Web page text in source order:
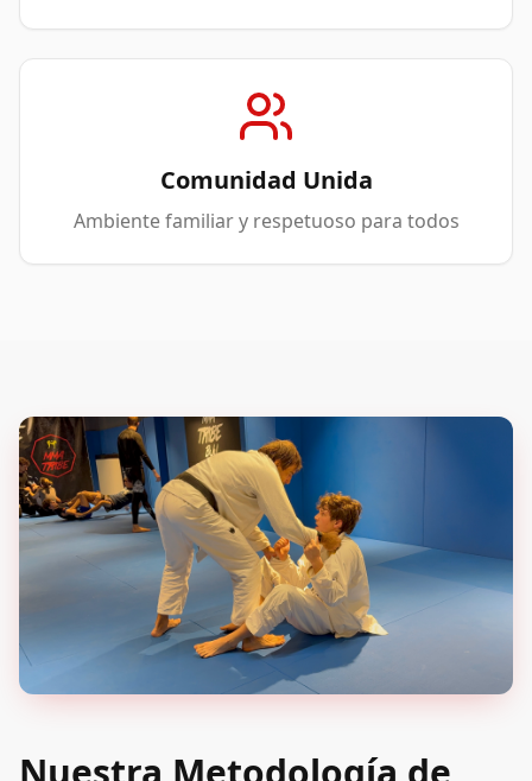
Comunidad Unida
Ambiente familiar y respetuoso para todos